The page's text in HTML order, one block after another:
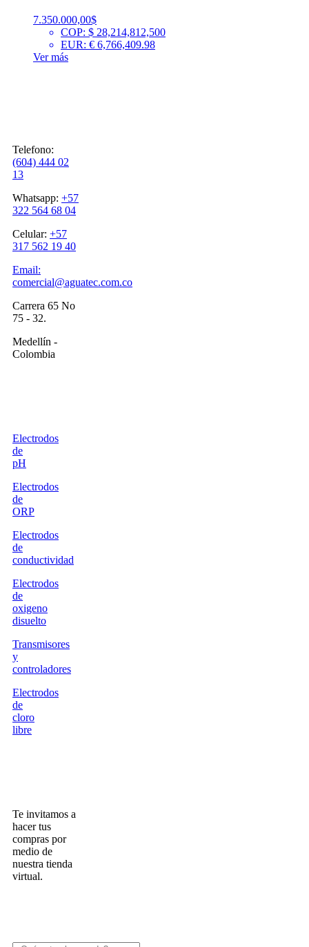
7.350.000,00$
COP: $ 28,214,812,500
EUR: € 6,766,409.98
Ver más
Telefono:
(604) 444 02
13
Whatsapp: +57
322 564 68 04
Celular: +57
317 562 19 40
Email:
comercial@aguatec.com.co
Carrera 65 No
75 - 32.
Medellín -
Colombia
Electrodos
de
pH
Electrodos
de
ORP
Electrodos
de
conductividad
Electrodos
de
oxigeno
disuelto
Transmisores
y
controladores
Electrodos
de
cloro
libre
Te invitamos a
hacer tus
compras por
medio de
nuestra tienda
virtual.